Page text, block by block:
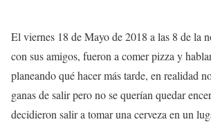
El viernes 18 de Mayo de 2018 a las 8 de la
con sus amigos, fueron a comer pizza y
planeando qué hacer más tarde, en realidad
ganas de salir perono se querían quedar
decidieron salir a tomar una cerveza en un